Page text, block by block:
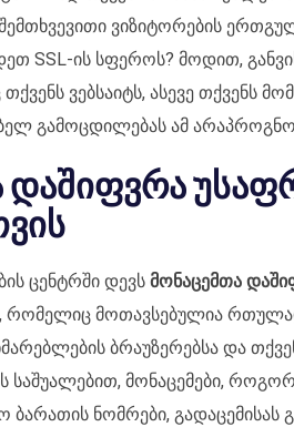
ვიზიტორების
SSL-ის სფეროს? მოდით,
ვებსაიტს, ასევე თქვენს
გამოცდილებას ამ
დაშიფვრა
ცენტრში დევს მონაცემთა
რომელიც მოთავსებულია
ბრაუზერებსა და
საშუალებით, მონაცემები,
ნომრები, გადაცემისას